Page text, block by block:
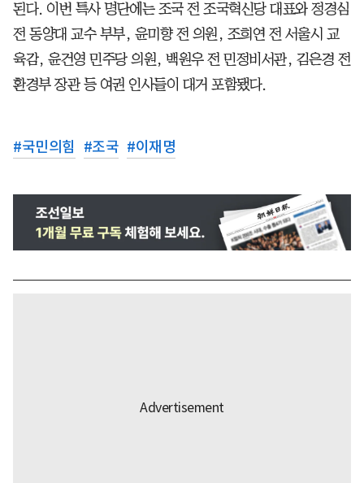
된다. 이번 특사 명단에는 조국 전 조국혁신당 대표와 정경심
전 동양대 교수 부부, 윤미향 전 의원, 조희연 전 서울시 교
육감, 윤건영 민주당 의원, 백원우 전 민정비서관, 김은경 전
환경부 장관 등 여권 인사들이 대거 포함됐다.
#국민의힘 #조국 #이재명